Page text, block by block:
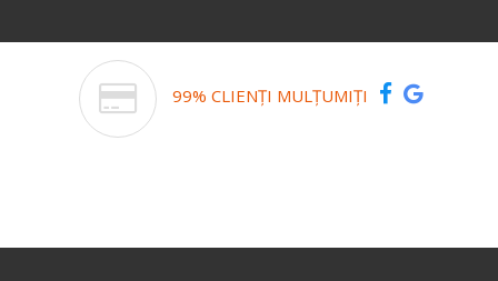
99% CLIENȚI MULȚUMIȚI